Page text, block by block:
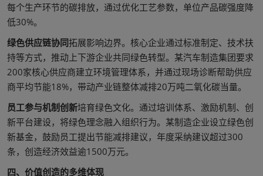
每个生产环节的碳排放，通过优化工艺参数，单位产品碳强度降
低30%。
绿色供应链协同拓展影响边界。核心企业通过标准制定、技术扶
持等方式，推动上下游企业共同绿色转型。某汽车制造集团要求
200家核心供应商建立环境管理体系，并通过现场诊断帮助供应
商平均节能18%，带动产业链整体减排20万吨二氧化碳当量。
员工参与机制创新培育绿色文化。通过培训体系、激励机制、创
新平台建设，将绿色理念融入组织行为。某制造企业设立绿色创
新基金，鼓励员工提出节能减排建议，年度采纳建议超过300
条，创造经济效益逾1500万元。
四、价值创造的多维体现